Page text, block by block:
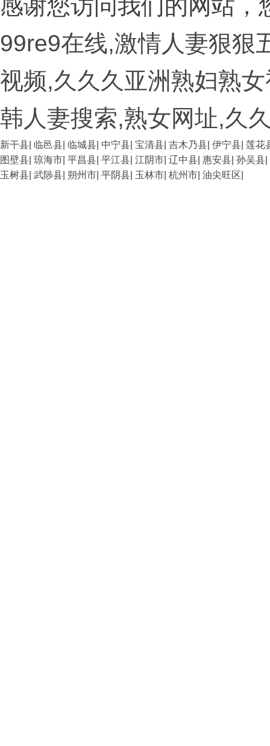
感谢您访问我们的网站，
99re9在线,激情人妻狠狠
视频,久久久亚洲熟妇熟
韩人妻搜索,熟女网址,久
新干县 临邑县 临城县 中宁县 宝清县 吉木乃县 伊宁县 莲花
图壁县 琼海市 平昌县 平江县 江阴市 辽中县 惠安县 孙吴县
玉树县 武陟县 朔州市 平阴县 玉林市 杭州市 油尖旺区